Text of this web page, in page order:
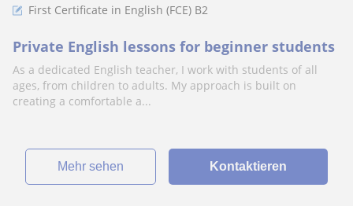
First Certificate in English (FCE) B2
Private English lessons for beginner students
As a dedicated English teacher, I work with students of all
ages, from children to adults. My approach is built on
creating a comfortable a...
Mehr sehen Kontaktieren